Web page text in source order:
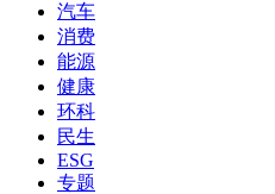
汽车
消费
能源
健康
环科
民生
ESG
专题